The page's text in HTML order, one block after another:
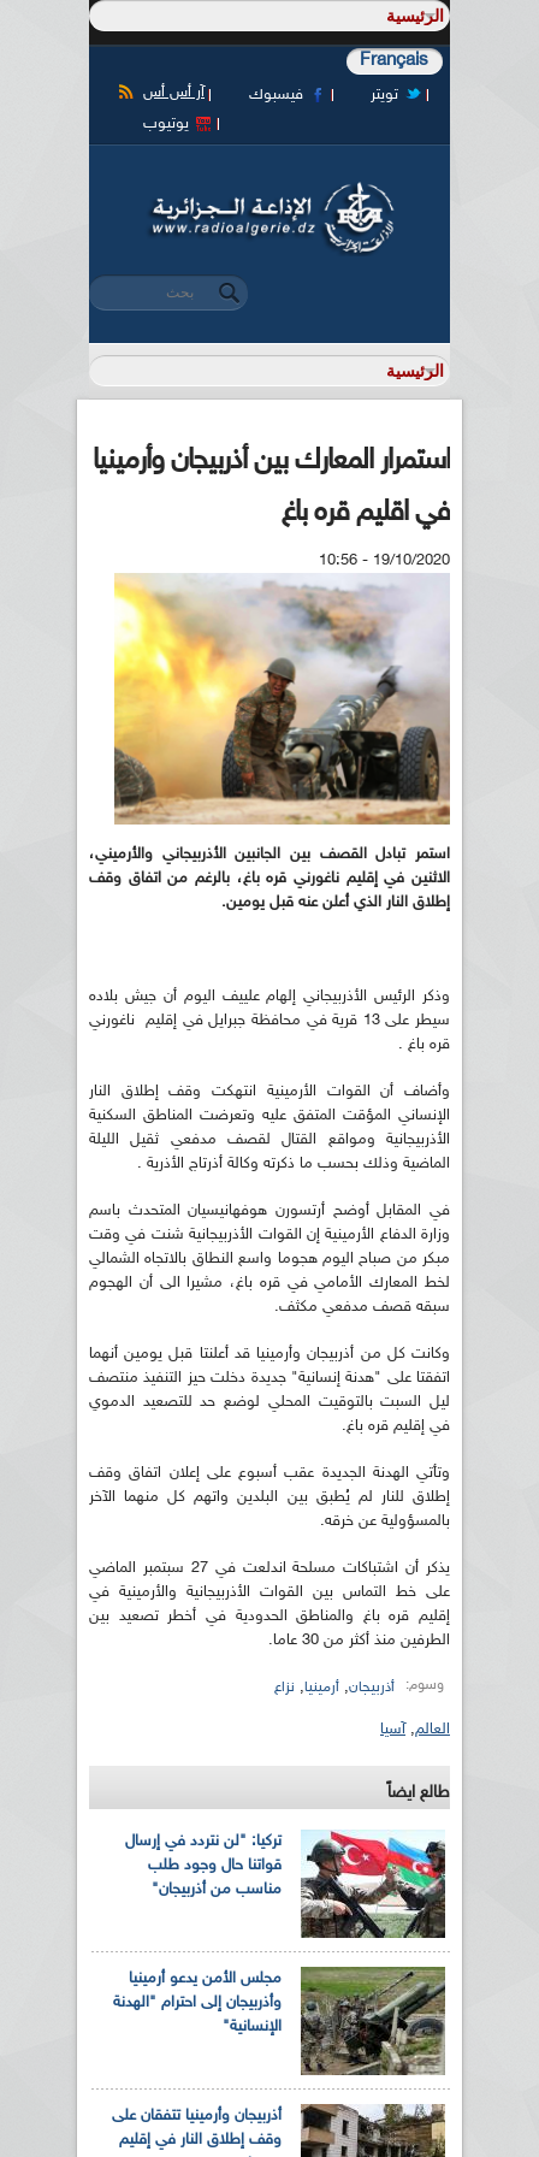
Français
آر أس أس فيسبوك
تويتر
يوتيوب
استمارة البحث
‏بحث ‏
استمرار المعارك بين أذربيجان وأرمينيا
في اقليم قره باغ
19/10/2020 - 10:56
استمر تبادل القصف بين الجانبين الأذربيجاني والأرميني،
الاثنين في إقليم ناغورني قره باغ، بالرغم من اتفاق وقف
إطلاق النار الذي أعلن عنه قبل يومين.
وذكر الرئيس الأذربيجاني إلهام علييف اليوم أن جيش بلاده
سيطر على 13 قرية في محافظة جبرايل في إقليم ناغورني
قره باغ .
وأضاف أن القوات الأرمينية انتهكت وقف إطلاق النار
الإنساني المؤقت المتفق عليه وتعرضت المناطق السكنية
الأذربيجانية ومواقع القتال لقصف مدفعي ثقيل الليلة
الماضية وذلك بحسب ما ذكرته وكالة أذرتاج الأذرية .
في المقابل أوضح أرتسورن هوفهانيسيان المتحدث باسم
وزارة الدفاع الأرمينية إن القوات الأذربيجانية شنت في وقت
مبكر من صباح اليوم هجوما واسع النطاق بالاتجاه الشمالي
لخط المعارك الأمامي في قره باغ، مشيرا الى أن الهجوم
سبقه قصف مدفعي مكثف.
وكانت كل من أذربيجان وأرمينيا قد أعلنتا قبل يومين أنهما
اتفقتا على "هدنة إنسانية" جديدة دخلت حيز التنفيذ منتصف
ليل السبت بالتوقيت المحلي لوضع حد للتصعيد الدموي
في إقليم قره باغ.
وتأتي الهدنة الجديدة عقب أسبوع على إعلان اتفاق وقف
إطلاق للنار لم يُطبق بين البلدين واتهم كل منهما الآخر
بالمسؤولية عن خرقه.
يذكر أن اشتباكات مسلحة اندلعت في 27 سبتمبر الماضي
على خط التماس بين القوات الأذربيجانية والأرمينية في
إقليم قره باغ والمناطق الحدودية في أخطر تصعيد بين
الطرفين منذ أكثر من 30 عاما.
وسوم: أذربيجان, أرمينيا, نزاع
العالم,آسيا
طالع ايضاً
تركيا: "لن نتردد في إرسال
قواتنا حال وجود طلب
مناسب من أذربيجان"
مجلس الأمن يدعو أرمينيا
وأذربيجان إلى احترام "الهدنة
الإنسانية"
أذربيجان وأرمينيا تتفقان على
وقف إطلاق النار في إقليم